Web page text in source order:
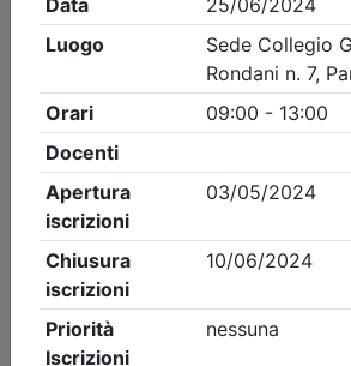
Dettagli evento
Gratuito